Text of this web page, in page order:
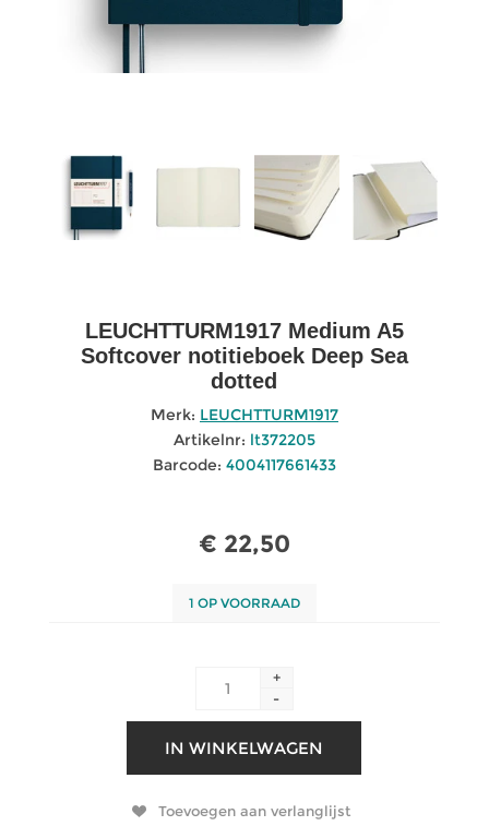
LEUCHTTURM1917 Medium A5
Softcover notitieboek Deep Sea
dotted
Merk: LEUCHTTURM1917
Artikelnr: lt372205
Barcode: 4004117661433
€ 22,50
1 OP VOORRAAD
+
-